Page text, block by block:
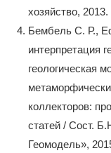
хозяйство,
Бембель С. Р.,
интерпретация
геологическая
коллекторов:
статей / Сост.
Геомодель»,